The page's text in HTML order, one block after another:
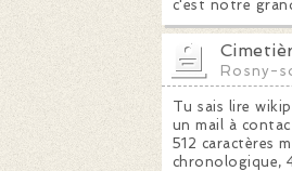
c'est notre
Rosny-
Tu sais lire
un mail à
512 caractères
chronologique,